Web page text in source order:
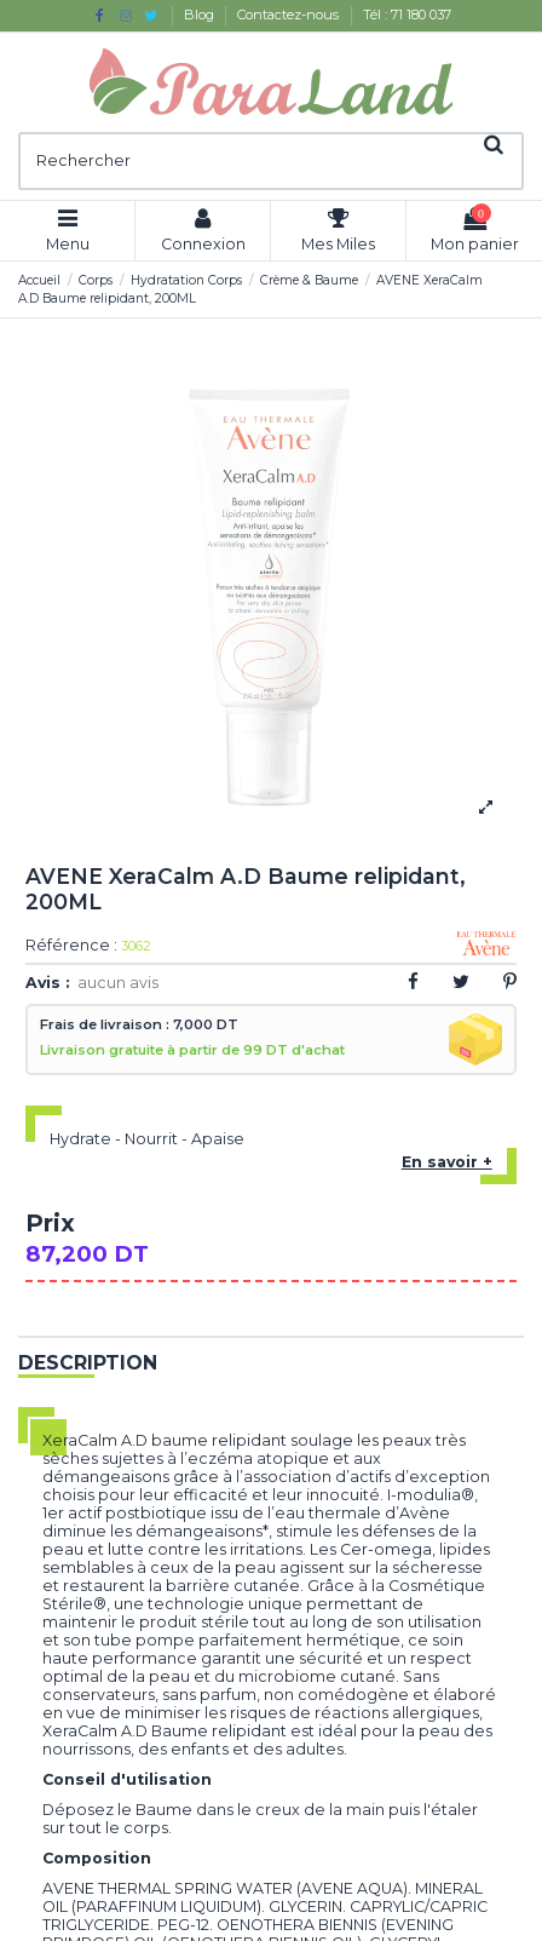
Blog Contactez-nous Tél : 71 180 037
Menu Connexion Mes Miles
0
Mon panier
Accueil Corps Hydratation Corps Crème & Baume
AVENE XeraCalm
A.D Baume relipidant, 200ML
AVENE XeraCalm A.D Baume relipidant,
200ML
Référence : 3062
Avis : aucun avis
Frais de livraison : 7,000 DT
Livraison gratuite à partir de 99 DT d'achat
Hydrate - Nourrit - Apaise
En savoir +
Prix
87,200 DT
DESCRIPTION
XeraCalm A.D baume relipidant soulage les peaux très
sèches sujettes à l’eczéma atopique et aux
démangeaisons grâce à l’association d’actifs d’exception
choisis pour leur efficacité et leur innocuité. I-modulia®,
1er actif postbiotique issu de l’eau thermale d’Avène
diminue les démangeaisons*, stimule les défenses de la
peau et lutte contre les irritations. Les Cer-omega, lipides
semblables à ceux de la peau agissent sur la sécheresse
et restaurent la barrière cutanée. Grâce à la Cosmétique
Stérile®, une technologie unique permettant de
maintenir le produit stérile tout au long de son utilisation
et son tube pompe parfaitement hermétique, ce soin
haute performance garantit une sécurité et un respect
optimal de la peau et du microbiome cutané. Sans
conservateurs, sans parfum, non comédogène et élaboré
en vue de minimiser les risques de réactions allergiques,
XeraCalm A.D Baume relipidant est idéal pour la peau des
nourrissons, des enfants et des adultes.
Conseil d'utilisation
Déposez le Baume dans le creux de la main puis l'étaler
sur tout le corps.
Composition
AVENE THERMAL SPRING WATER (AVENE AQUA). MINERAL
OIL (PARAFFINUM LIQUIDUM). GLYCERIN. CAPRYLIC/CAPRIC
TRIGLYCERIDE. PEG-12. OENOTHERA BIENNIS (EVENING